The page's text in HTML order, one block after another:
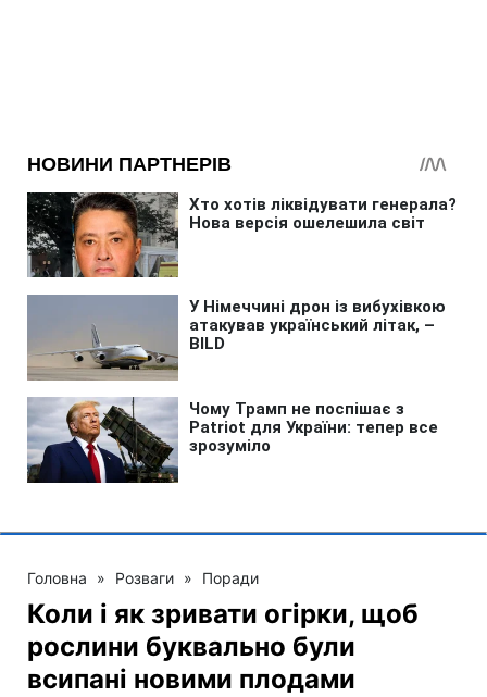
Головна » Розваги » Поради
Коли і як зривати огірки, щоб
рослини буквально були
всипані новими плодами